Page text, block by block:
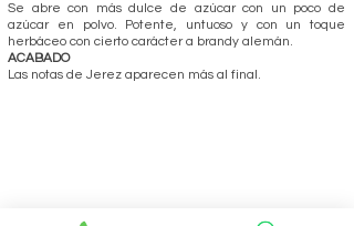
Se abre con más dulce de azúcar con un poco de
azúcar en polvo. Potente, untuoso y con un toque
herbáceo con cierto carácter a brandy alemán.
ACABADO
Las notas de Jerez aparecen más al final.